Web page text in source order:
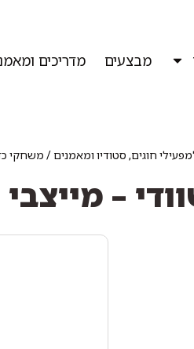
מבצעים מדריכים
חוגים, סטודיו ומאמנים / משחקי
– מייצבי